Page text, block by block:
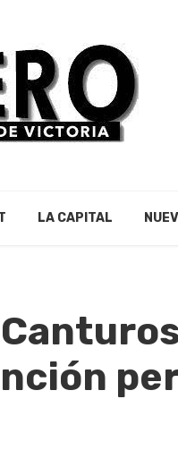
LA CAPITAL